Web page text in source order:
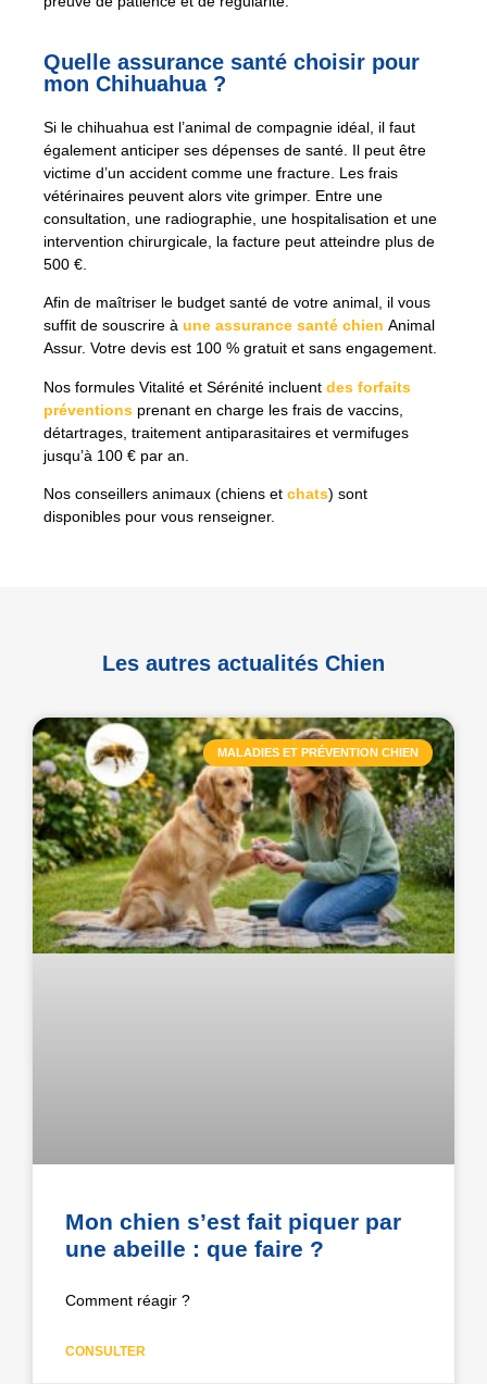
Quelle assurance santé choisir pour
mon Chihuahua ?
Si le chihuahua est l’animal de compagnie idéal, il faut
également anticiper ses dépenses de santé. Il peut être
victime d’un accident comme une fracture. Les frais
vétérinaires peuvent alors vite grimper. Entre une
consultation, une radiographie, une hospitalisation et une
intervention chirurgicale, la facture peut atteindre plus de
500 €.
Afin de maîtriser le budget santé de votre animal, il vous
suffit de souscrire à une assurance santé chien Animal
Assur. Votre devis est 100 % gratuit et sans engagement.
Nos formules Vitalité et Sérénité incluent des forfaits
préventions prenant en charge les frais de vaccins,
détartrages, traitement antiparasitaires et vermifuges
jusqu’à 100 € par an.
Nos conseillers animaux (chiens et chats) sont
disponibles pour vous renseigner.
Les autres actualités Chien
MALADIES ET PRÉVENTION CHIEN
Mon chien s’est fait piquer par
une abeille : que faire ?
Comment réagir ?
CONSULTER